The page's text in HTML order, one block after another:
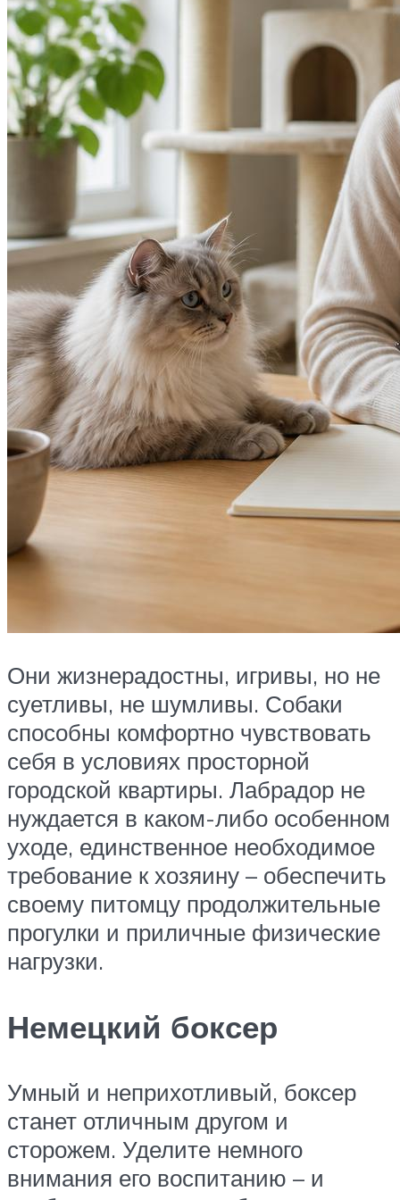
Они жизнерадостны, игривы, но не
суетливы, не шумливы. Собаки
способны комфортно чувствовать
себя в условиях просторной
городской квартиры. Лабрадор не
нуждается в каком-либо особенном
уходе, единственное необходимое
требование к хозяину – обеспечить
своему питомцу продолжительные
прогулки и приличные физические
нагрузки.
Немецкий боксер
Умный и неприхотливый, боксер
станет отличным другом и
сторожем. Уделите немного
внимания его воспитанию – и